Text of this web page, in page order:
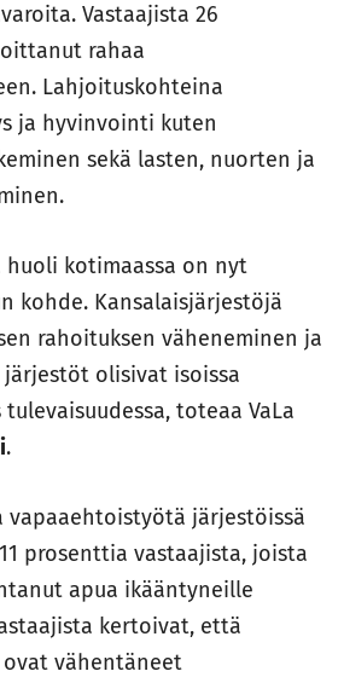
Vastaajista 26
rahaa
Lahjoituskohteina
ja hyvinvointi kuten
sekä lasten, nuorten ja
kotimaassa on nyt
kohde. Kansalaisjärjestöjä
rahoituksen väheneminen ja
olisivat isoissa
toteaa VaLa
.
vapaaehtoistyötä järjestöissä
prosenttia vastaajista, joista
apua ikääntyneille
kertoivat, että
vähentäneet